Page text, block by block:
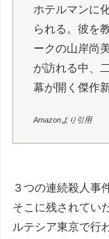
ホテルマンに
られる。彼を
ークの山岸尚
が訪れる中、
幕が開く傑作
Amazonより引用
３つの連続殺人事
そこに残されてい
ルテシア東京で行